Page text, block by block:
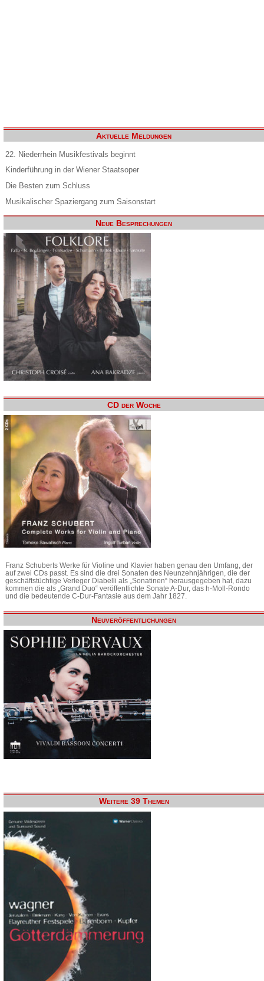
Aktuelle Meldungen
22. Niederrhein Musikfestivals beginnt
Kinderführung in der Wiener Staatsoper
Die Besten zum Schluss
Musikalischer Spaziergang zum Saisonstart
Neue Besprechungen
CD der Woche
Franz Schuberts Werke für Violine und Klavier haben genau den Umfang, der
auf zwei CDs passt. Es sind die drei Sonaten des Neunzehnjährigen, die der
geschäftstüchtige Verleger Diabelli als „Sonatinen“ herausgegeben hat, dazu
kommen die als „Grand Duo“ veröffentlichte Sonate A-Dur, das h-Moll-Rondo
und die bedeutende C-Dur-Fantasie aus dem Jahr 1827.
Neuveröffentlichungen
Weitere 39 Themen